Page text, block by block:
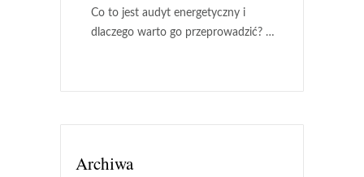
Co to jest audyt energetyczny i
dlaczego warto go przeprowadzić? …
Archiwa